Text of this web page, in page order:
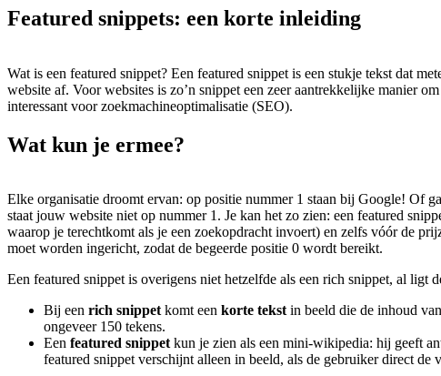
Featured snippets: een korte inleiding
Wat is een featured snippet? Een featured snippet is een stukje tekst dat
website af. Voor websites is zo’n snippet een zeer aantrekkelijke manier
interessant voor zoekmachineoptimalisatie (SEO).
Wat kun je ermee?
Elke organisatie droomt ervan: op positie nummer 1 staan bij Google! Of
staat jouw website niet op nummer 1. Je kan het zo zien: een featured
waarop je terechtkomt als je een zoekopdracht invoert) en zelfs vóór de
moet worden ingericht, zodat de begeerde positie 0 wordt bereikt.
Een featured snippet is overigens niet hetzelfde als een rich snippet, al ligt
Bij een rich snippetkomt een korte tekstin beeld die de inhoud
ongeveer 150 tekens.
Een featured snippetkun je zien als een mini-wikipedia: hij geeft
featured snippet verschijnt alleen in beeld, als de gebruiker direct